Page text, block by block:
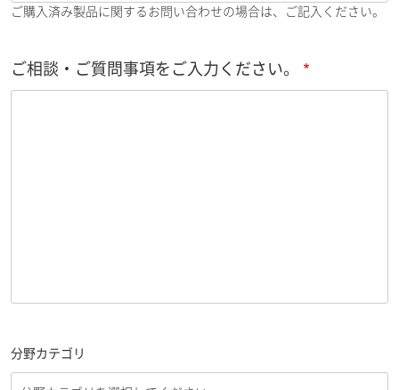
ご購入済み製品に関するお問い合わせの場合は、ご記入ください。
ご相談・ご質問事項をご入力ください。
分野カテゴリ